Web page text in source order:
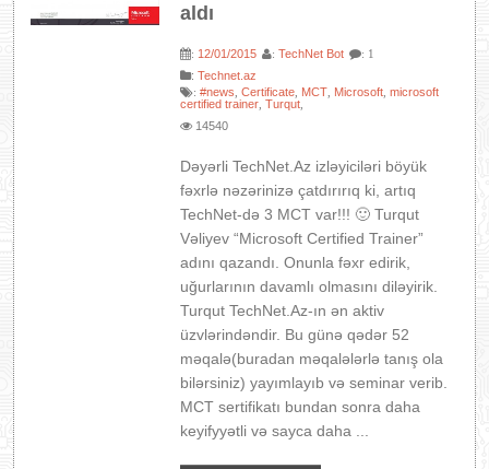
aldı
: 12/01/2015 :TechNet Bot : 1
:Technet.az
:#news ,Certificate MCT Microsoft ,microsoft
certified trainer ,Turqut
14540
Dəyərli TechNet.Az izləyiciləri böyük
fəxrlə nəzərinizə çatdırırıq ki, artıq
TechNet-də 3 MCT var!!! 🙂 Turqut
Vəliyev “Microsoft Certified Trainer”
adını qazandı. Onunla fəxr edirik,
uğurlarının davamlı olmasını diləyirik.
Turqut TechNet.Az-ın ən aktiv
üzvlərindəndir. Bu günə qədər 52
məqalə(buradan məqalələrlə tanış ola
bilərsiniz) yayımlayıb və seminar verib.
MCT sertifikatı bundan sonra daha
keyifyyətli və sayca daha ...